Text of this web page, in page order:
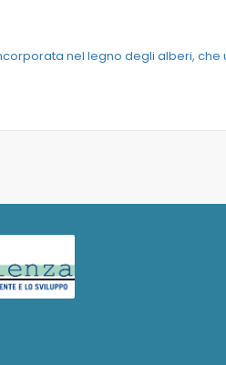
nel legno degli alberi, che